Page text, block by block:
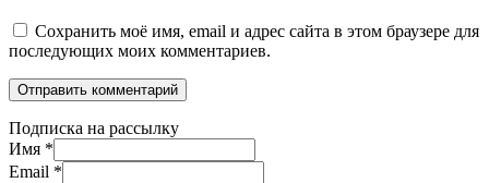
Сохранить моё имя, email и адрес сайта в этом браузере для
последующих моих комментариев.
Подписка на рассылку
Имя *
Email *